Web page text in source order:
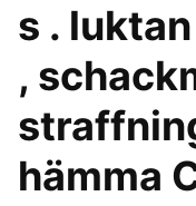
s .
,
hämma